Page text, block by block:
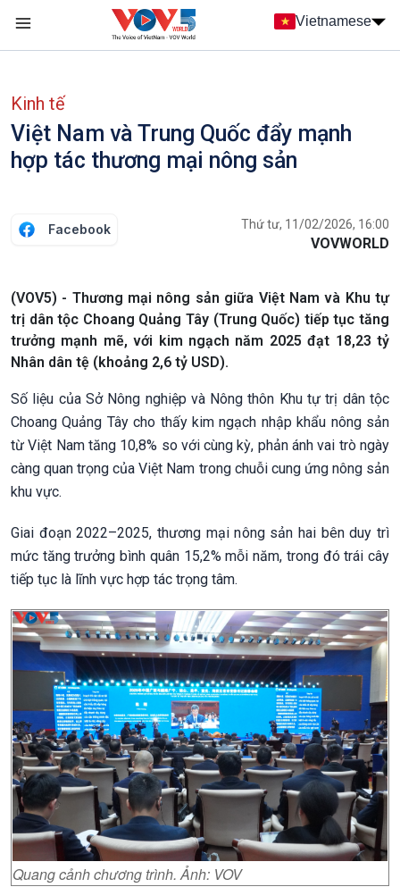
Nhảy đến nội dung
Vietnamese
Kinh tế
Việt Nam và Trung Quốc đẩy mạnh
hợp tác thương mại nông sản
Facebook Thứ tư, 11/02/2026, 16:00
VOVWORLD
(VOV5) - Thương mại nông sản giữa Việt Nam và Khu tự
trị dân tộc Choang Quảng Tây (Trung Quốc) tiếp tục tăng
trưởng mạnh mẽ, với kim ngạch năm 2025 đạt 18,23 tỷ
Nhân dân tệ (khoảng 2,6 tỷ USD).
Số liệu của Sở Nông nghiệp và Nông thôn Khu tự trị dân tộc
Choang Quảng Tây cho thấy kim ngạch nhập khẩu nông sản
từ Việt Nam tăng 10,8% so với cùng kỳ, phản ánh vai trò ngày
càng quan trọng của Việt Nam trong chuỗi cung ứng nông sản
khu vực.
Giai đoạn 2022–2025, thương mại nông sản hai bên duy trì
mức tăng trưởng bình quân 15,2% mỗi năm, trong đó trái cây
tiếp tục là lĩnh vực hợp tác trọng tâm.
Quang cảnh chương trình. Ảnh: VOV